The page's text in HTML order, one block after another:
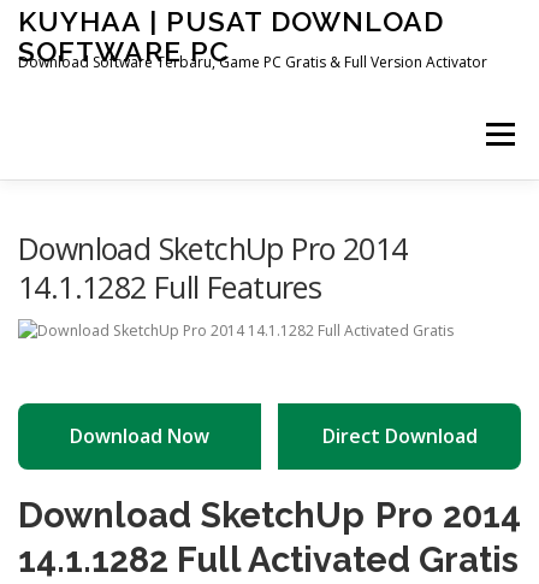
Skip
content
KUYHAA | PUSAT DOWNLOAD
SOFTWARE PC
Download Software Terbaru, Game PC Gratis & Full Version Activator
Menu
Download SketchUp Pro 2014
14.1.1282 Full Features
Download Now Direct Download
Download SketchUp Pro 2014
14.1.1282 Full Activated Gratis